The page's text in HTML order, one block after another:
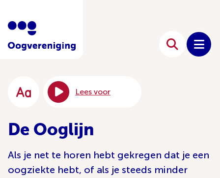
Lees voor
De Ooglijn
Als je net te horen hebt gekregen dat je een
oogziekte hebt, of als je steeds minder